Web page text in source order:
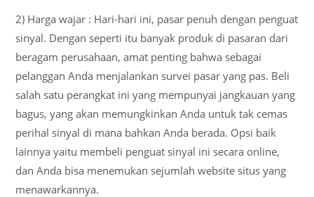
2) Harga wajar : Hari-hari ini, pasar penuh dengan penguat
sinyal. Dengan seperti itu banyak produk di pasaran dari
beragam perusahaan, amat penting bahwa sebagai
pelanggan Anda menjalankan survei pasar yang pas. Beli
salah satu perangkat ini yang mempunyai jangkauan yang
bagus, yang akan memungkinkan Anda untuk tak cemas
perihal sinyal di mana bahkan Anda berada. Opsi baik
lainnya yaitu membeli penguat sinyal ini secara online,
dan Anda bisa menemukan sejumlah website situs yang
menawarkannya.